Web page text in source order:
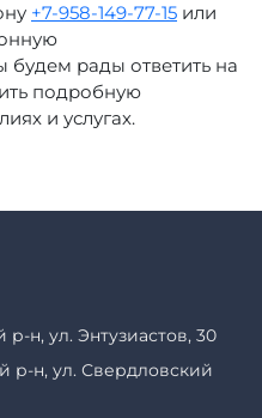
+7-958-149-77-15 или
будем рады ответить на
подробную
и услугах.
н, ул. Энтузиастов, 30
р-н, ул. Свердловский